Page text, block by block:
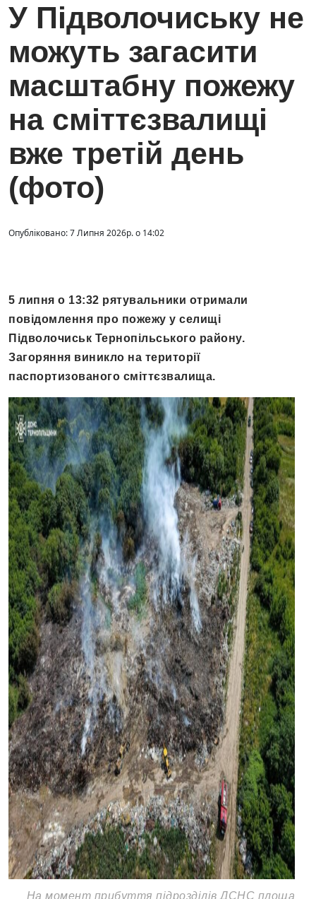
У Підволочиську не
можуть загасити
масштабну пожежу
на сміттєзвалищі
вже третій день
(фото)
Опубліковано: 7 Липня 2026р. о 14:02
5 липня о 13:32 рятувальники отримали
повідомлення про пожежу у селищі
Підволочиськ Тернопільського району.
Загоряння виникло на території
паспортизованого сміттєзвалища.
На момент прибуття підрозділів ДСНС площа